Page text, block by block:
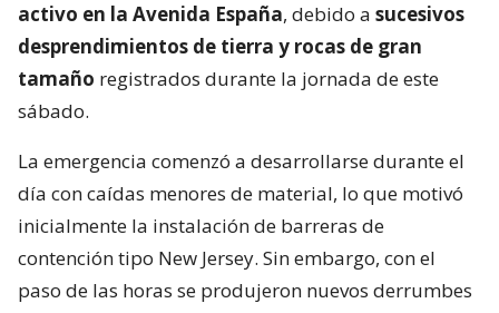
activo en la Avenida España, debido a sucesivos
desprendimientos de tierra y rocas de gran
tamaño registrados durante la jornada de este
sábado.
La emergencia comenzó a desarrollarse durante el
día con caídas menores de material, lo que motivó
inicialmente la instalación de barreras de
contención tipo New Jersey. Sin embargo, con el
paso de las horas se produjeron nuevos derrumbes